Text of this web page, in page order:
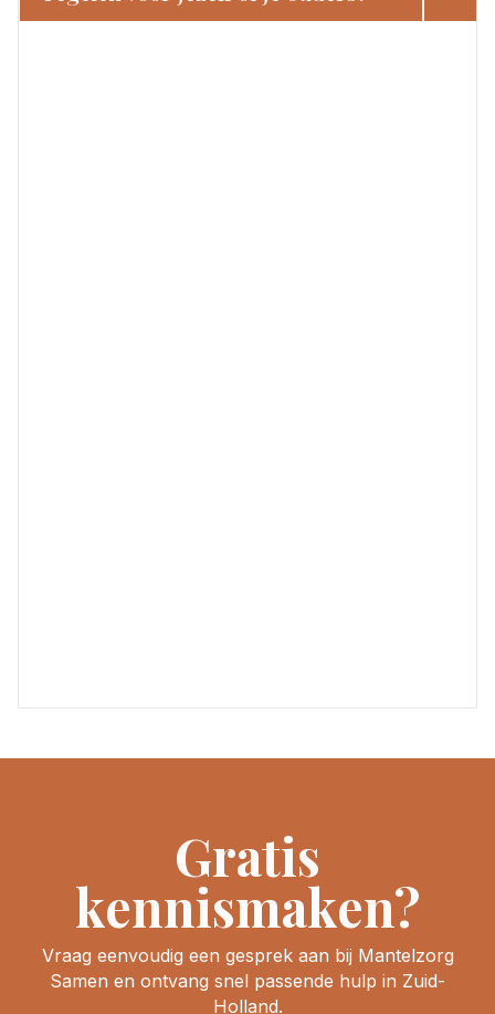
Gratis
kennismaken?
Vraag eenvoudig een gesprek aan bij Mantelzorg
Samen en ontvang snel passende hulp in Zuid-
Holland.